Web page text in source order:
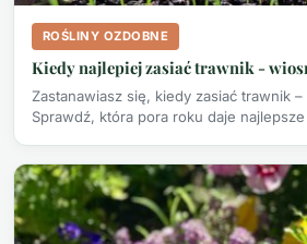
ROŚLINY OZDOBNE
Kiedy najlepiej zasiać trawnik -
Zastanawiasz się, kiedy zasiać trawnik
Sprawdź, która pora roku daje